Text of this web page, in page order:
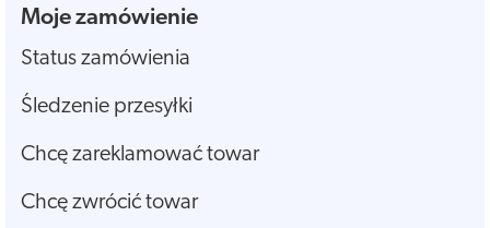
Moje zamówienie
Status zamówienia
Śledzenie przesyłki
Chcę zareklamować towar
Chcę zwrócić towar